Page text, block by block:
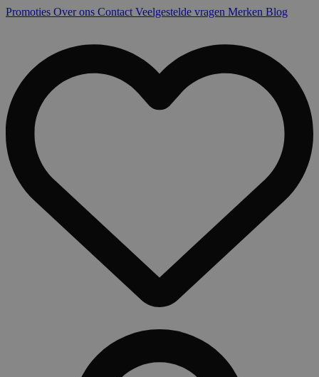
Promoties Over ons Contact Veelgestelde vragen Merken Blog